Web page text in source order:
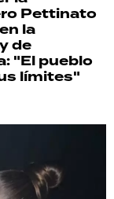
Pettinato
la
de
"El pueblo
límites"